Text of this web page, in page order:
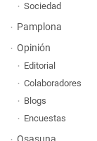
Sociedad
Pamplona
Opinión
Editorial
Colaboradores
Blogs
Encuestas